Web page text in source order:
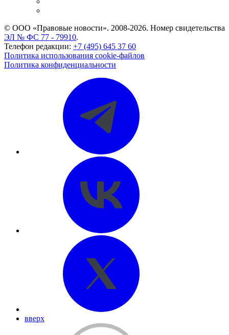
© ООО «Правовые новости». 2008-2026. Номер свидетельства
ЭЛ № ФС 77 - 79910.
Телефон редакции: +7 (495) 645 37 60
Политика использования cookie-файлов
Политика конфиденциальности
вверх